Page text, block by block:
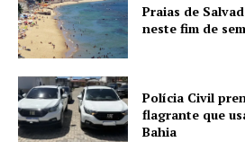
Praias de
neste fim de
Polícia Civil
flagrante que
Bahia